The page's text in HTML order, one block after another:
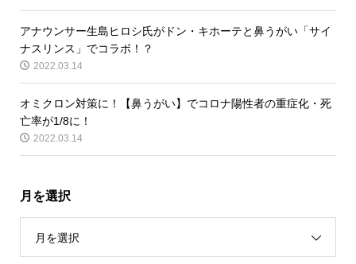
アナウンサー生島ヒロシ氏がドン・キホーテと鼻うがい「サイ
ナスリンス」でコラボ！？
2022.03.14
オミクロン対策に！【鼻うがい】でコロナ陽性者の重症化・死
亡率が1/8に！
2022.03.14
月を選択
月を選択